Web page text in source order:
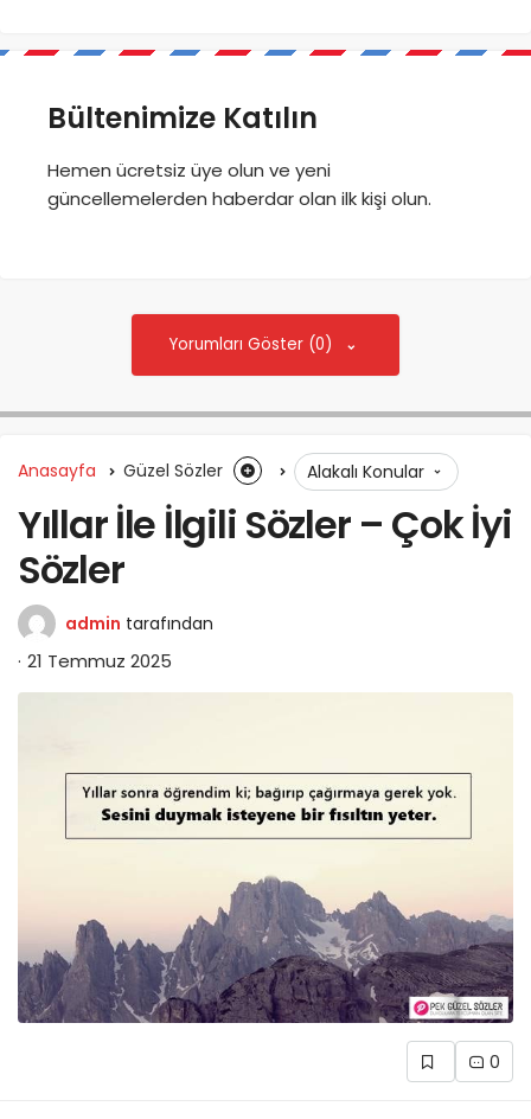
Bültenimize Katılın
Hemen ücretsiz üye olun ve yeni
güncellemelerden haberdar olan ilk kişi olun.
Yorumları Göster (0)
Anasayfa Güzel Sözler Alakalı Konular
Yıllar İle İlgili Sözler – Çok İyi
Sözler
admin tarafından
21 Temmuz 2025
0